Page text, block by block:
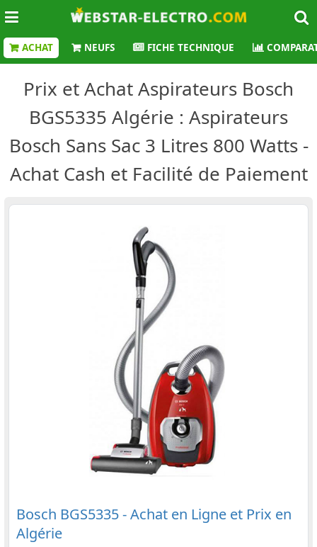
ACHAT NEUFS FICHE TECHNIQUE
Prix et Achat Aspirateurs Bosch
BGS5335 Algérie : Aspirateurs
Bosch Sans Sac 3 Litres 800 Watts -
Achat Cash et Facilité de Paiement
Bosch BGS5335 - Achat en Ligne et Prix en
Algérie